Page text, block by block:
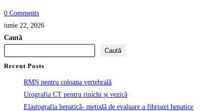
0 Comments
iunie 22, 2026
Caută
Caută
Recent Posts
RMN pentru coloana vertebrală
Urografia CT pentru rinichi și vezică
Elastografia hepatică- metodă de evaluare a fibrozei hepatice